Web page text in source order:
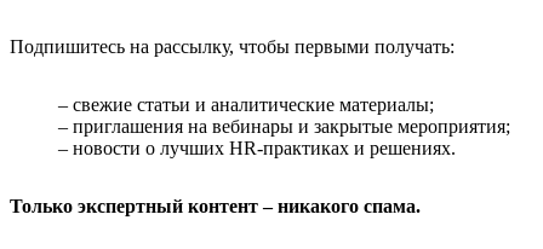
Подпишитесь на рассылку, чтобы первыми получать:
– свежие статьи и аналитические материалы;
– приглашения на вебинары и закрытые мероприятия;
– новости о лучших HR-практиках и решениях.
Только экспертный контент – никакого спама.